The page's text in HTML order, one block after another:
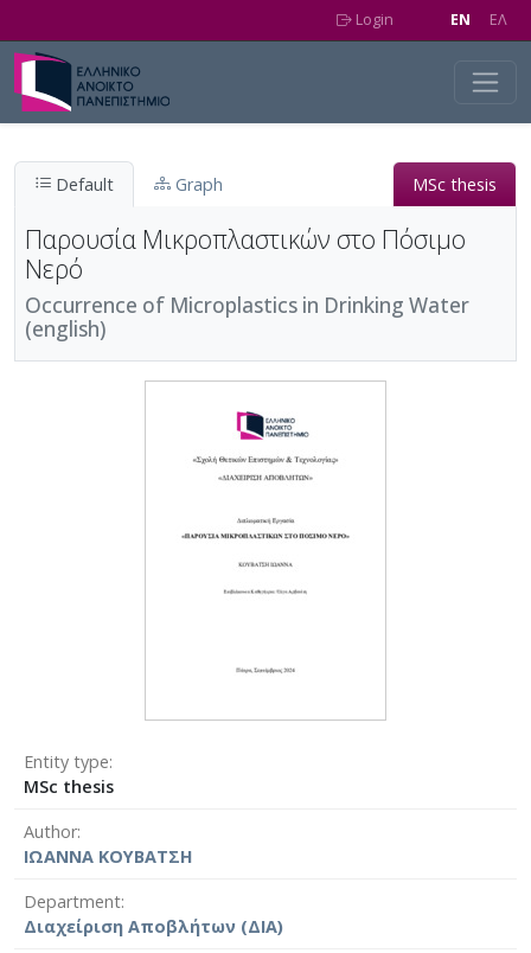
Login EN EΛ
Default Graph MSc thesis
Παρουσία Μικροπλαστικών στο Πόσιμο
Νερό
Occurrence of Microplastics in Drinking Water
(english)
Entity type
MSc thesis
Author
ΙΩΑΝΝΑ ΚΟΥΒΑΤΣΗ
Department
Διαχείριση Αποβλήτων (ΔΙΑ)